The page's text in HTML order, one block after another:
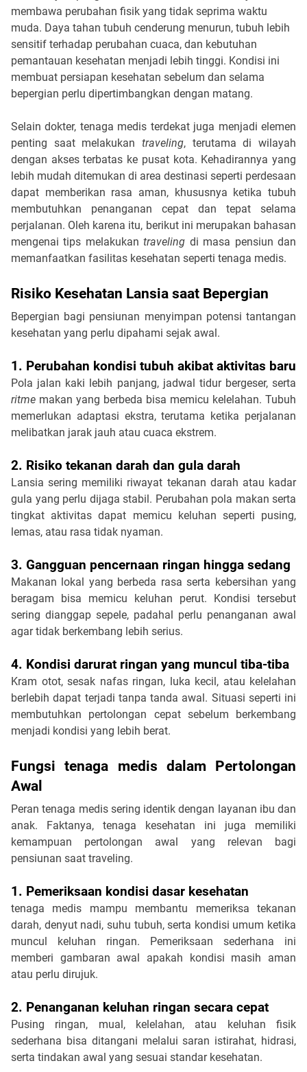
membawa perubahan fisik yang tidak seprima waktu
muda. Daya tahan tubuh cenderung menurun, tubuh lebih
sensitif terhadap perubahan cuaca, dan kebutuhan
pemantauan kesehatan menjadi lebih tinggi. Kondisi ini
membuat persiapan kesehatan sebelum dan selama
bepergian perlu dipertimbangkan dengan matang.
Selain dokter, tenaga medis terdekat juga menjadi elemen
penting saat melakukan traveling, terutama di wilayah
dengan akses terbatas ke pusat kota. Kehadirannya yang
lebih mudah ditemukan di area destinasi seperti perdesaan
dapat memberikan rasa aman, khususnya ketika tubuh
membutuhkan penanganan cepat dan tepat selama
perjalanan. Oleh karena itu, berikut ini merupakan bahasan
mengenai tips melakukan traveling di masa pensiun dan
memanfaatkan fasilitas kesehatan seperti tenaga medis.
Risiko Kesehatan Lansia saat Bepergian
Bepergian bagi pensiunan menyimpan potensi tantangan
kesehatan yang perlu dipahami sejak awal.
1. Perubahan kondisi tubuh akibat aktivitas baru
Pola jalan kaki lebih panjang, jadwal tidur bergeser, serta
ritme makan yang berbeda bisa memicu kelelahan. Tubuh
memerlukan adaptasi ekstra, terutama ketika perjalanan
melibatkan jarak jauh atau cuaca ekstrem.
2. Risiko tekanan darah dan gula darah
Lansia sering memiliki riwayat tekanan darah atau kadar
gula yang perlu dijaga stabil. Perubahan pola makan serta
tingkat aktivitas dapat memicu keluhan seperti pusing,
lemas, atau rasa tidak nyaman.
3. Gangguan pencernaan ringan hingga sedang
Makanan lokal yang berbeda rasa serta kebersihan yang
beragam bisa memicu keluhan perut. Kondisi tersebut
sering dianggap sepele, padahal perlu penanganan awal
agar tidak berkembang lebih serius.
4. Kondisi darurat ringan yang muncul tiba-tiba
Kram otot, sesak nafas ringan, luka kecil, atau kelelahan
berlebih dapat terjadi tanpa tanda awal. Situasi seperti ini
membutuhkan pertolongan cepat sebelum berkembang
menjadi kondisi yang lebih berat.
Fungsi tenaga medis dalam Pertolongan
Awal
Peran tenaga medis sering identik dengan layanan ibu dan
anak. Faktanya, tenaga kesehatan ini juga memiliki
kemampuan pertolongan awal yang relevan bagi
pensiunan saat traveling.
1. Pemeriksaan kondisi dasar kesehatan
tenaga medis mampu membantu memeriksa tekanan
darah, denyut nadi, suhu tubuh, serta kondisi umum ketika
muncul keluhan ringan. Pemeriksaan sederhana ini
memberi gambaran awal apakah kondisi masih aman
atau perlu dirujuk.
2. Penanganan keluhan ringan secara cepat
Pusing ringan, mual, kelelahan, atau keluhan fisik
sederhana bisa ditangani melalui saran istirahat, hidrasi,
serta tindakan awal yang sesuai standar kesehatan.